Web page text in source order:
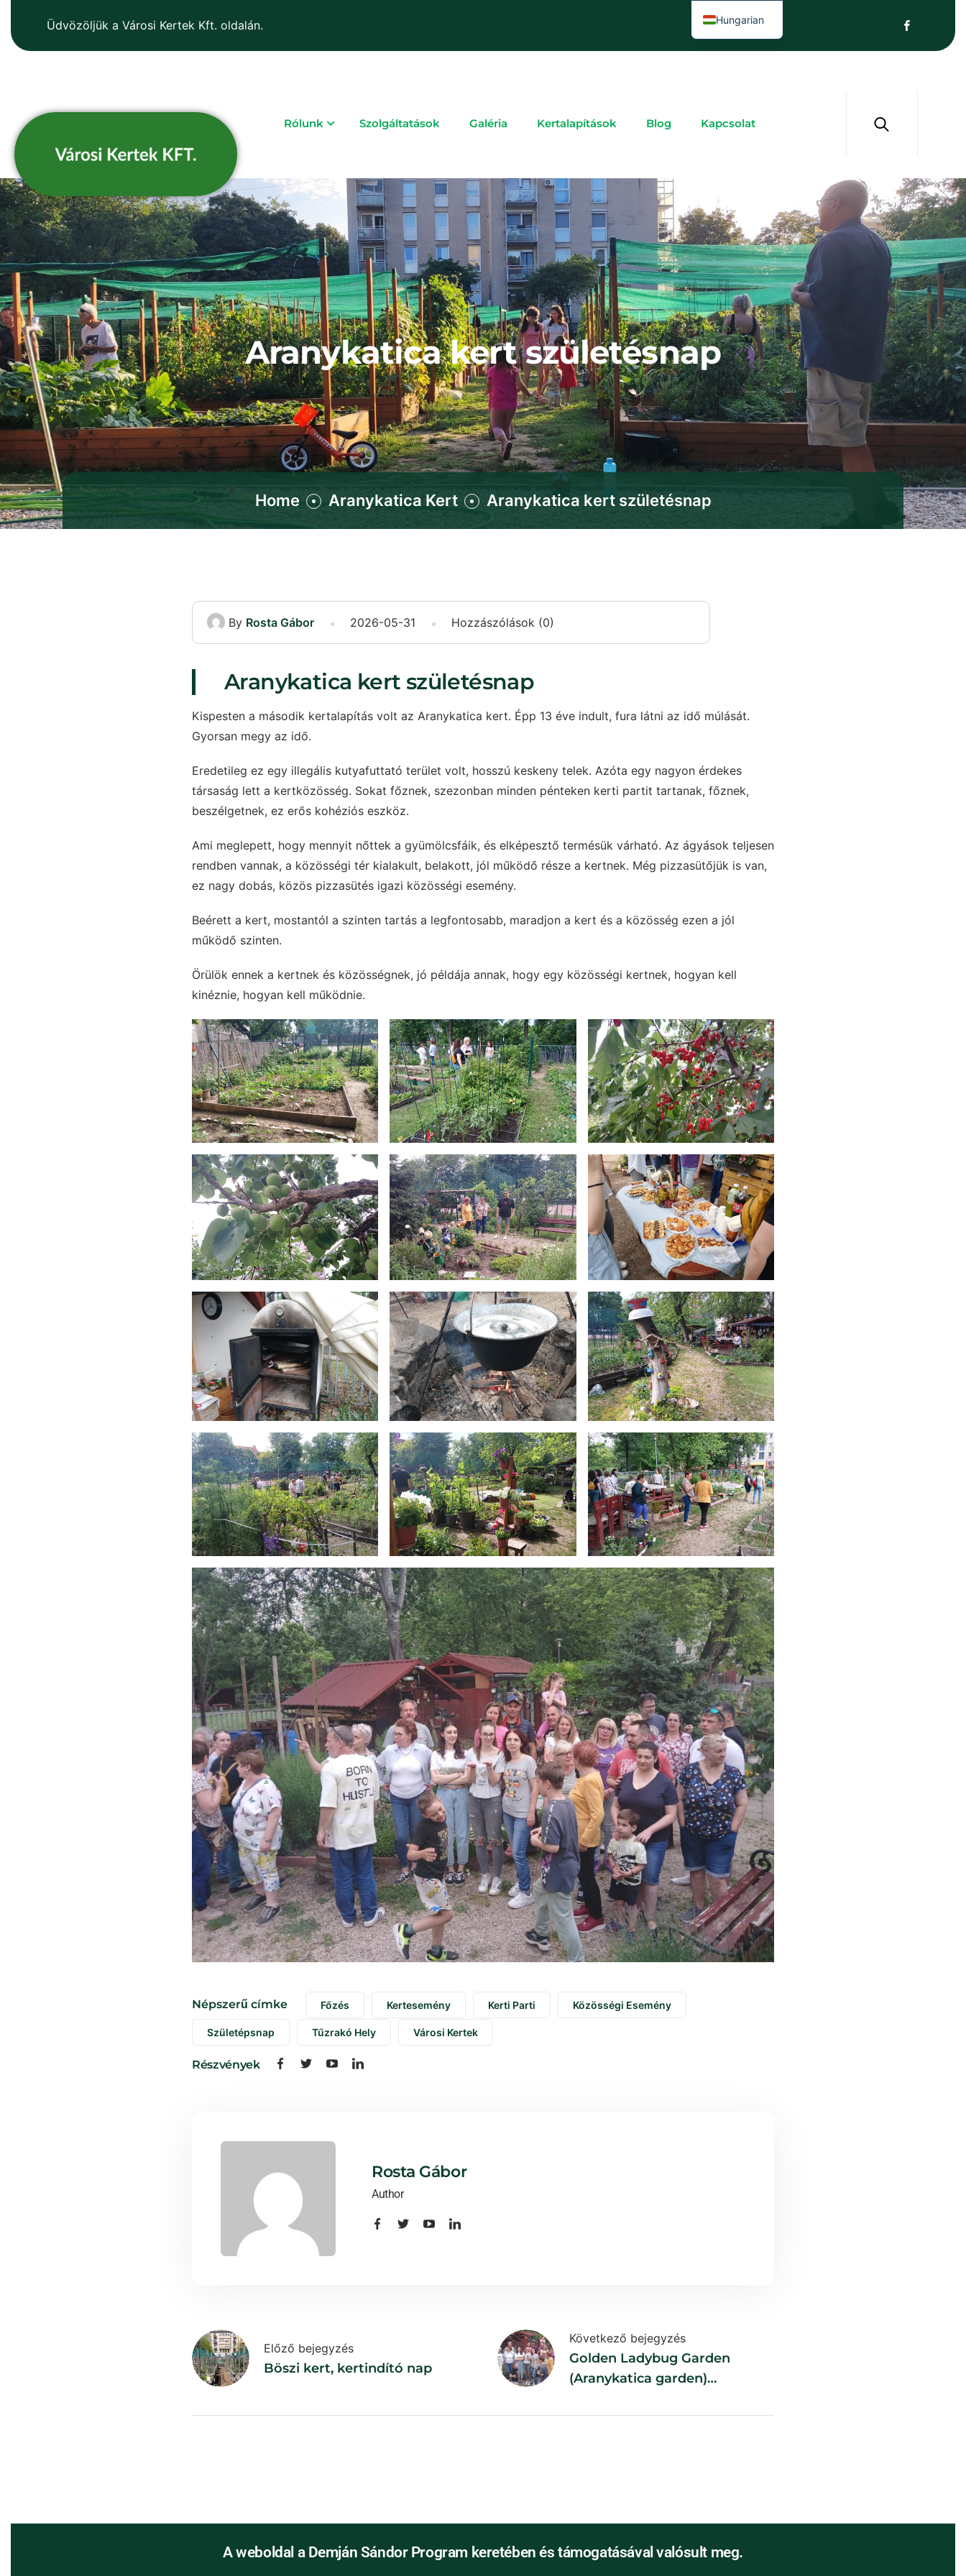
Üdvözöljük a Városi Kertek Kft. oldalán.
Rólunk Szolgáltatások Galéria Kertalapítások Blog Kapcsolat
Aranykatica kert születésnap
Home Aranykatica Kert Aranykatica kert születésnap
By Rosta Gábor 2026-05-31 Hozzászólások (0)
Aranykatica kert születésnap
Kispesten a második kertalapítás volt az Aranykatica kert. Épp 13 éve indult, fura látni az idő múlását.
Gyorsan megy az idő.
Eredetileg ez egy illegális kutyafuttató terület volt, hosszú keskeny telek. Azóta egy nagyon érdekes
társaság lett a kertközösség. Sokat főznek, szezonban minden pénteken kerti partit tartanak, főznek,
beszélgetnek, ez erős kohéziós eszköz.
Ami meglepett, hogy mennyit nőttek a gyümölcsfáik, és elképesztő termésük várható. Az ágyások teljesen
rendben vannak, a közösségi tér kialakult, belakott, jól működő része a kertnek. Még pizzasütőjük is van,
ez nagy dobás, közös pizzasütés igazi közösségi esemény.
Beérett a kert, mostantól a szinten tartás a legfontosabb, maradjon a kert és a közösség ezen a jól
működő szinten.
Örülök ennek a kertnek és közösségnek, jó példája annak, hogy egy közösségi kertnek, hogyan kell
kinéznie, hogyan kell működnie.
Népszerű címke Főzés Kertesemény Kerti Parti Közösségi Esemény
Születépsnap Tűzrakó Hely Városi Kertek
Részvények
Rosta Gábor
Author
Előző bejegyzés
Böszi kert, kertindító nap
Következő bejegyzés
Golden Ladybug Garden
(Aranykatica garden)
A weboldal a Demján Sándor Program keretében és támogatásával valósult meg.
Hungarian